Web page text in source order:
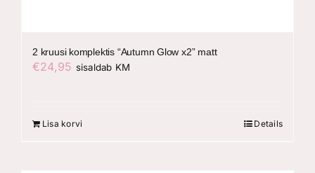
2 kruusi komplektis “Autumn Glow x2” matt
€24,95 sisaldab KM
Lisa korvi Details